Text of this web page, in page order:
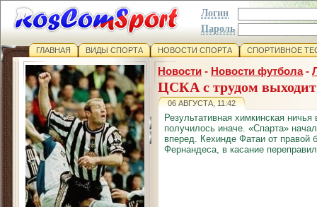
Логин
Пароль
ГЛАВНАЯ ВИДЫ СПОРТА НОВОСТИ СПОРТА СПОРТИВНОЕ
Новости - Новости футбола-
ЦСКА с трудом
06 АВГУСТА, 11:42
Результативная химкинская
получилось иначе. «Спарта»
вперед. Кехинде Фатаи от правой
Фернандеса, в касание